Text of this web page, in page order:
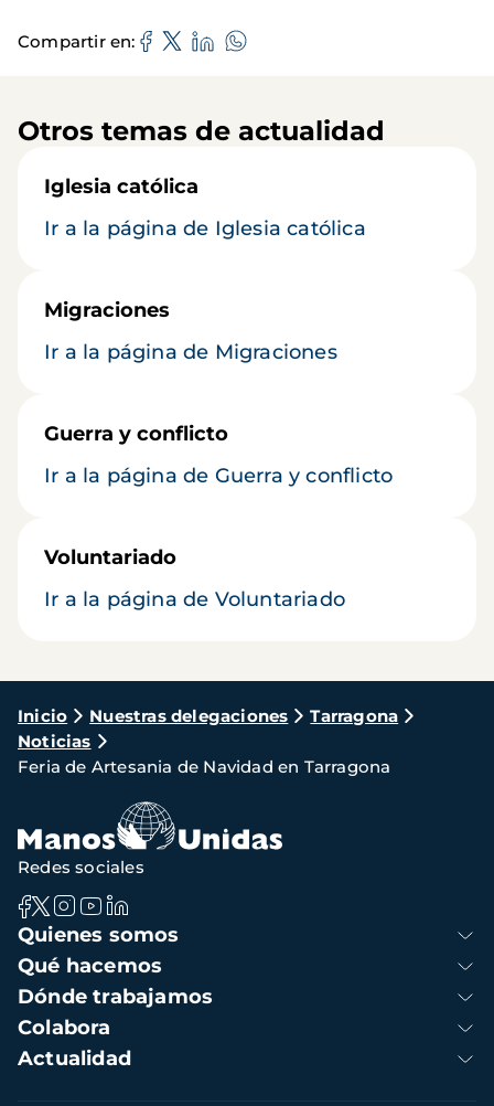
Compartir en
Otros temas de actualidad
Iglesia católica
Ir a la página de Iglesia católica
Migraciones
Ir a la página de Migraciones
Guerra y conflicto
Ir a la página de Guerra y conflicto
Voluntariado
Ir a la página de Voluntariado
Ruta
de
navegación
Inicio Nuestras delegaciones
Tarragona
Noticias
Feria de Artesania de Navidad en Tarragona
Navegación
principal
Quienes somos
Qué hacemos
Dónde trabajamos
Colabora
Actualidad
Redes sociales